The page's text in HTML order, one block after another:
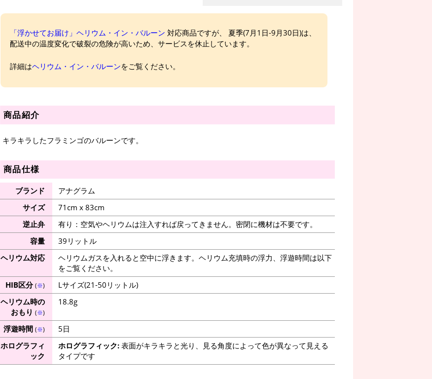
「浮かせてお届け」ヘリウム・イン・バルーン 対応商品ですが、 夏季(7月1日-9月30日)は、
配送中の温度変化で破裂の危険が高いため、サービスを休止しています。
詳細はヘリウム・イン・バルーンをご覧ください。
商品紹介
キラキラしたフラミンゴのバルーンです。
商品仕様
ブランド
アナグラム
サイズ
71cm x 83cm
逆止弁
有り：空気やヘリウムは注入すれば戻ってきません。密閉に機材は不要です。
容量
39リットル
ヘリウム対応
ヘリウムガスを入れると空中に浮きます。ヘリウム充填時の浮力、浮遊時間は以下
をご覧ください。
HIB区分(※)
Lサイズ(21-50リットル)
ヘリウム時の
おもり (※)
18.8g
浮遊時間 (※)
5日
ホログラフィ
ック
ホログラフィック:表面がキラキラと光り、見る角度によって色が異なって見える
タイプです